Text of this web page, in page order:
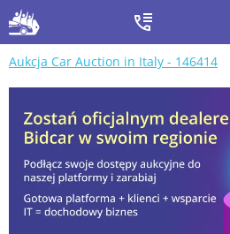
Aukcja Car Auction in Italy - 146414